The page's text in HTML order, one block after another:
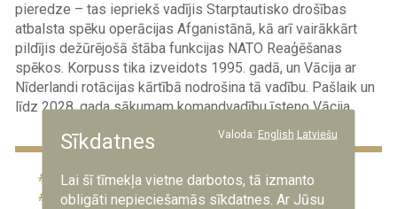
pieredze – tas iepriekš vadījis Starptautisko drošības
atbalsta spēku operācijas Afganistānā, kā arī vairākkārt
pildījis dežūrējošā štāba funkcijas NATO Reaģēšanas
spēkos. Korpuss tika izveidots 1995. gadā, un Vācija ar
Nīderlandi rotācijas kārtībā nodrošina tā vadību. Pašlaik un
līdz 2028. gada sākumam komandvadību īsteno Vācija.
Baltija
NATO
NATO daudznacionālā brigāde
sabiedrotie
Sīkdatnes Valoda: English Latviešu
Lai šī tīmekļa vietne darbotos, tā izmanto
obligāti nepieciešamās sīkdatnes. Ar Jūsu